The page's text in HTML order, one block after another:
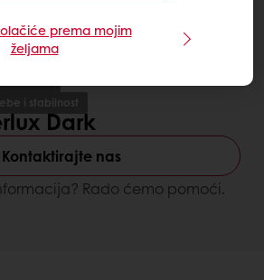
i stabilnost
Dark
Kontaktirajte nas
Rado ćemo pomoći.
prema mojim
željama